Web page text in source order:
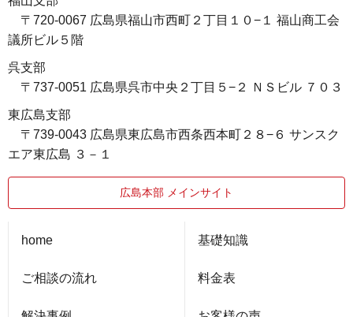
〒720-0067 広島県福山市西町２丁目１０−１ 福山商工会
議所ビル５階
呉支部
〒737-0051 広島県呉市中央２丁目５−２ ＮＳビル ７０３
東広島支部
〒739-0043 広島県東広島市西条西本町２８−６ サンスク
エア東広島 ３－１
広島本部 メインサイト
home
ご相談の流れ
基礎知識
料金表